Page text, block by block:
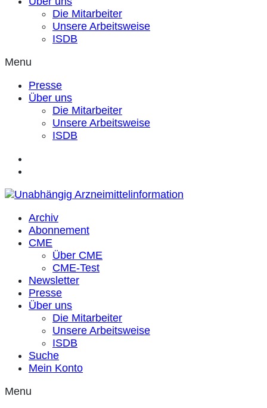
Die Mitarbeiter
Unsere Arbeitsweise
ISDB
Menu
Presse
Über uns
Die Mitarbeiter
Unsere Arbeitsweise
ISDB
Archiv
Abonnement
CME
Über CME
CME-Test
Newsletter
Presse
Über uns
Die Mitarbeiter
Unsere Arbeitsweise
ISDB
Suche
Mein Konto
Menu